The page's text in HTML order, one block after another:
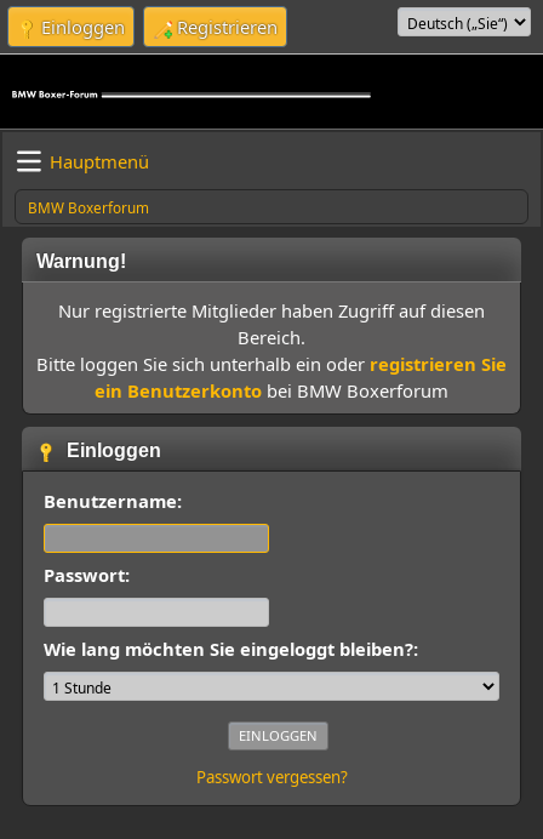
Einloggen Registrieren
Hauptmenü
BMW Boxerforum
Warnung!
Nur registrierte Mitglieder haben Zugriff auf diesen
Bereich.
Bitte loggen Sie sich unterhalb ein oder registrieren Sie
ein Benutzerkonto bei BMW Boxerforum
Einloggen
Benutzername:
Passwort:
Wie lang möchten Sie eingeloggt bleiben?:
Passwort vergessen?